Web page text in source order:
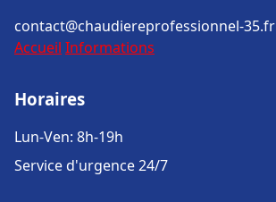
contact@chaudiereprofessionnel-35.fr
Accueil Informations
Horaires
Lun-Ven: 8h-19h
Service d'urgence 24/7